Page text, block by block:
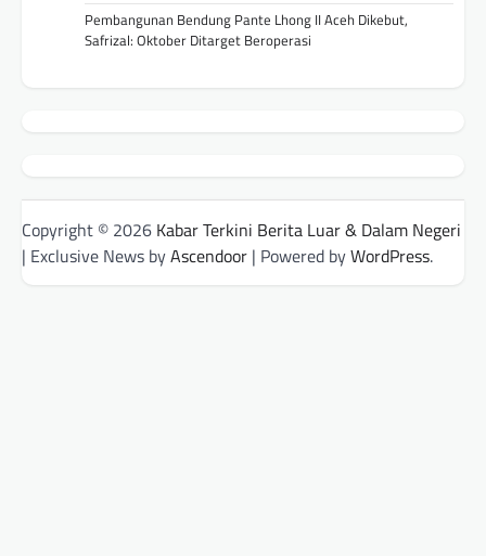
Pembangunan Bendung Pante Lhong II Aceh Dikebut,
Safrizal: Oktober Ditarget Beroperasi
Copyright © 2026 Kabar Terkini Berita Luar & Dalam Negeri
| Exclusive News byAscendoor | Powered byWordPress.